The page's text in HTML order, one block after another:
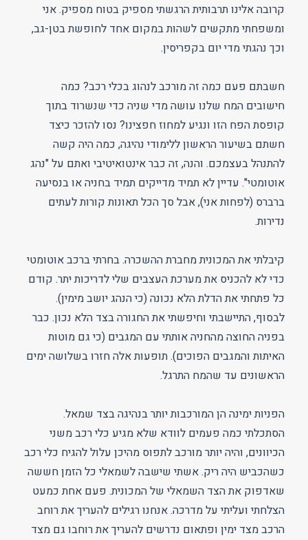
קרובה אלינו תרבותית הרגשתי מספיק בטוח מספיק. אני
ומשפחתי מתקשים לשהות במקום אחד לחופשת בטן-גב,
וכך נהגתי מדי יום בקפריסין.
חשבתם פעם כמה זה מורכב לנהוג בכלי רכב? כמה
חישובים המח שלנו עושה מדי שניה כדי שנשרוד בתוך
קופסת הפח הזו ונגיע למחוז חפצינו? נסו להזכר כיצד
חשתם בשיעור הראשון ללימודי נהיגה, כמה היה קשה
להתנהל בעצמכם. והנה, זה כבר אינטואיטיבי ואתם על "נהג
אוטומטי". עדיין לא תמיד מדייקים תמיד בחניה או בנסיעה
ברברס (לפחות אני), אבל סך הכל תאונות קורות לעתים
נדירות.
קיבלתי את המכונית מחברת ההשכרה. בחרתי ברכב אוטומטי
כדי לא להכניס את מערכת העצבים שלי לדריכות יתר. קודם
כל פתחתי את הדלת הלא נכונה (כי הנהג יושב מימין).
לבסוף, התיישבתי וחיפשתי את החגורה בצד הלא נכון. כבר
בפניה החוצה מהחניה אותתי עם המגבים (כי גם מוטות
האיתות והמגבים הפוכים). תופעות אלה חזרו בשלושה ימים
הראשונים עד שהמח התרגל.
הפניות ימינה הן המורכבות יותר בנהיגה בצד שמאל.
הסתכלתי כמה פעמים לוודא שלא מגיע כלי רכב משני
הכיוונים, והיה יותר מורכב לתפוס מהיכן עלול להגיח כלי רכב
כשהכביש היה ריק. אשתי שישבה לשמאלי כל הזמן חששה
שאדפוק את הצד השמאלי של המכונית. פעם אחת כמעט
הצלחתי ועליתי על מדרכה. אנחנו רגילים להעריך את רוחב
הרכב מצד ימין ופתאום נדרשים להעריך את רוחבו גם מצד